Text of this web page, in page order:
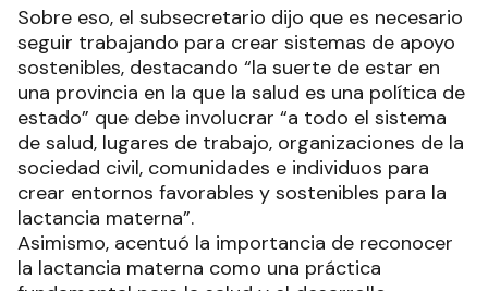
Sobre eso, el subsecretario dijo que es necesario
seguir trabajando para crear sistemas de apoyo
sostenibles, destacando “la suerte de estar en
una provincia en la que la salud es una política de
estado” que debe involucrar “a todo el sistema
de salud, lugares de trabajo, organizaciones de la
sociedad civil, comunidades e individuos para
crear entornos favorables y sostenibles para la
lactancia materna”.
Asimismo, acentuó la importancia de reconocer
la lactancia materna como una práctica